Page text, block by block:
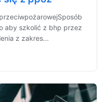
aby szkolić z bhp przez
z zakres...